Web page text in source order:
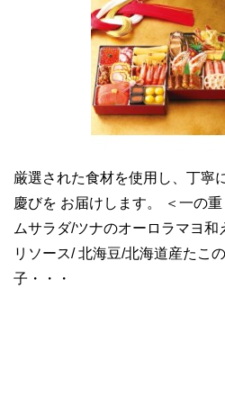
厳選された食材を使用し、丁寧
慶びを お届けします。 ＜一の
ムサラダ/ツナのオーロラマヨ
リソース/ 北海豆/北海道産たこ
子・・・